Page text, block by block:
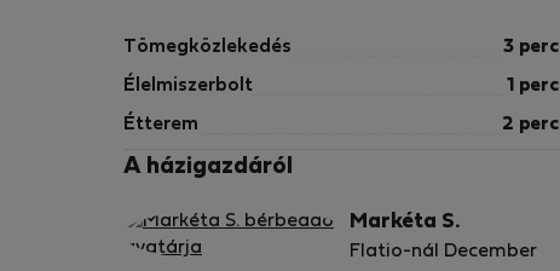
Tömegközlekedés 3 perc
Élelmiszerbolt 1 perc
Étterem 2 perc
A házigazdáról
Markéta S.
Flatio-nál December